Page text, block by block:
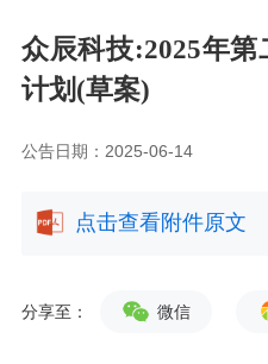
众辰科技:2025年
计划(草案)
公告日期：2025-06-14
点击查看附件原文
分享至： 微信